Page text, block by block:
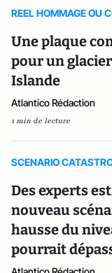
REEL HOMMAGE OU
Une plaque
pour un
Islande
Atlantico Rédaction
1 min de lecture
SCENARIO
Des experts
nouveau
hausse du
pourrait